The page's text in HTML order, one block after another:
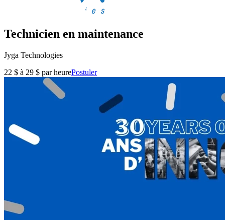
Technicien en maintenance
Jyga Technologies
22 $ à 29 $ par heurePostuler